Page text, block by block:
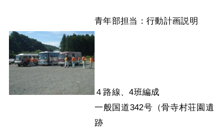
青年部担当：行動計画説明
４路線、4班編成
一般国道342号（骨寺村荘園遺
跡